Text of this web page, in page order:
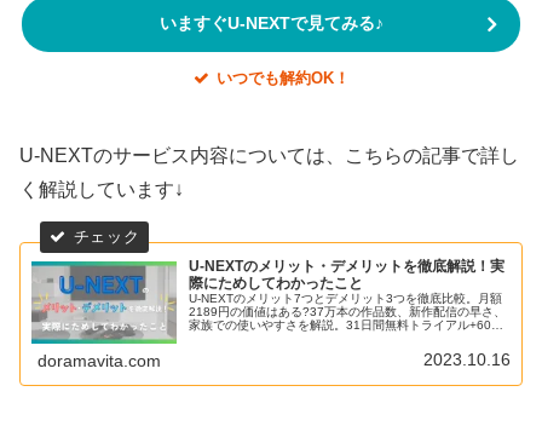
いますぐU-NEXTで見てみる♪
いつでも解約OK！
U-NEXTのサービス内容については、こちらの記事で詳し
く解説しています↓
U-NEXTのメリット・デメリットを徹底解説！実
際にためしてわかったこと
U-NEXTのメリット7つとデメリット3つを徹底比較。月額
2189円の価値はある?37万本の作品数、新作配信の早さ、
家族での使いやすさを解説。31日間無料トライアル+600
doramavita.com 2023.10.16